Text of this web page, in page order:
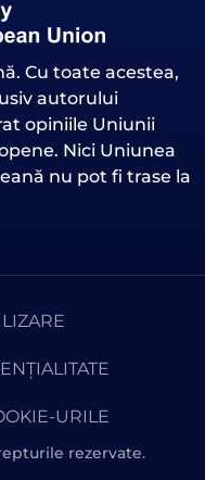
Cu toate acestea,
autorului
opiniile Uniunii
Nici Uniunea
nu pot fi trase la
URILE
rezervate.